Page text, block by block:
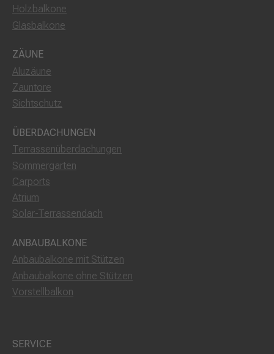
Holzbalkone
Glasbalkone
ZÄUNE
Aluzäune
Zauntore
Sichtschutz
ÜBERDACHUNGEN
Terrassenüberdachungen
Sommergarten
Carports
Atrium
Solar-Terrassendach
ANBAUBALKONE
Anbaubalkone mit Stützen
Anbaubalkone ohne Stützen
Vorstellbalkon
SERVICE